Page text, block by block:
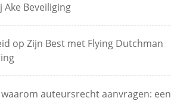
Ake Beveiliging
op Zijn Best met Flying Dutchman
auteursrecht aanvragen: een